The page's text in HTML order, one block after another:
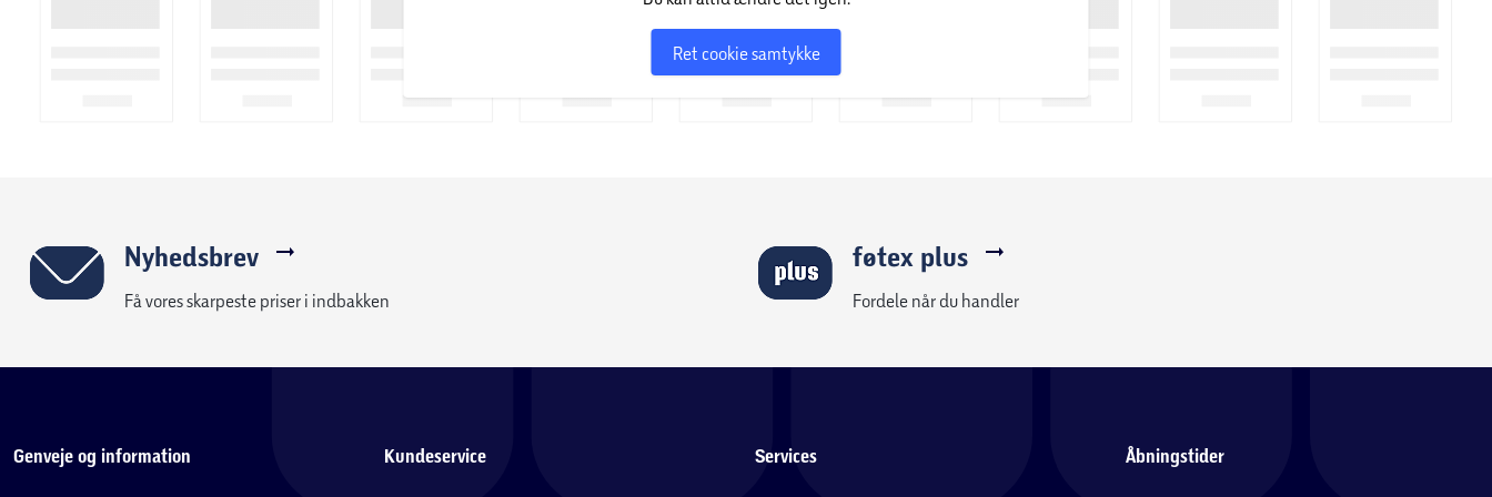
Et sæt roterende massagehoveder med en varmefunktion udviklet af vores specialister eliminerer effektivt
muskelsmerter, afspænder og afspænder. Enheden anbefales især til folk, der bruger meget tid på
kontorarbejde, hvilket belaster ryg og rygsøjle meget. Med en enkelt knap kan vi ændre hovedernes
sygdomme.
Medivon Massager Travel leveres med en biladapter, en AC-adapter og en brugervejledning.
Ret cookie samtykke
Nyhedsbrev
Få vores skarpeste priser i indbakken
føtex plus
Fordele når du handler
Genveje og information Kundeservice Services Åbningstider